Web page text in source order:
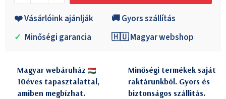
❤️ Vásárlóink ajánlják
🚚 Gyors szállítás
✓ Minőségi garancia 🇭🇺 Magyar webshop
Magyar webáruház
10éves tapasztalattal,
amiben megbízhat.
Minőségi termékek saját
raktárunkból. Gyors és
biztonságos szállitás.